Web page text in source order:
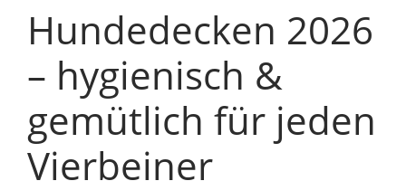
Hundedecken 2026
– hygienisch &
gemütlich für jeden
Vierbeiner